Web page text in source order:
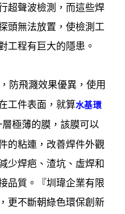
超聲波檢測，而這些焊
頭無法放置，使檢測工
工程有巨大的隱患。
防飛濺效果優異，使用
工件表面，就算水基環
極薄的膜，該膜可以
的粘連，改善焊件外觀
少焊疤、渣坑、虛焊和
品質。『圳瑋企業有限
更不斷朝綠色環保創新